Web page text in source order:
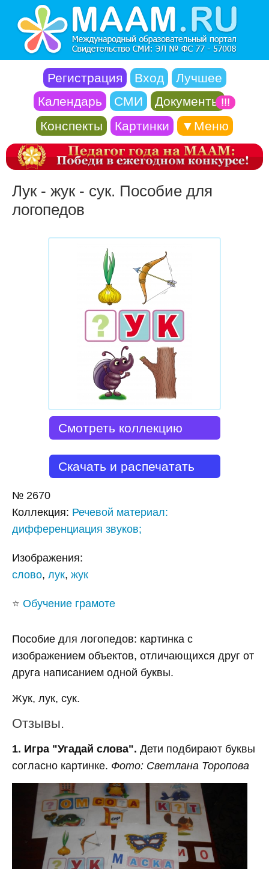
Регистрация Вход
Лучшее
Календарь
СМИ Документы !!!
Конспекты Картинки ▼Меню
Лук - жук - сук. Пособие для
логопедов
Смотреть коллекцию
Скачать и распечатать
№ 2670
Коллекция: Речевой материал:
дифференциация звуков;
Изображения:
слово, лук, жук
⭐ Обучение грамоте
Пособие для логопедов: картинка с
изображением объектов, отличающихся друг от
друга написанием одной буквы.
Жук, лук, сук.
Отзывы.
1. Игра "Угадай слова". Дети подбирают буквы
согласно картинке. Фото: Светлана Торопова